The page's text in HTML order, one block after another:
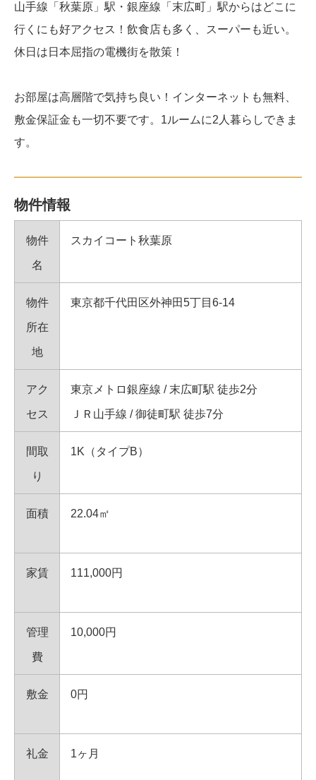
山手線「秋葉原」駅・銀座線「末広町」駅からはどこに
行くにも好アクセス！飲食店も多く、スーパーも近い。
休日は日本屈指の電機街を散策！
お部屋は高層階で気持ち良い！インターネットも無料、
敷金保証金も一切不要です。1ルームに2人暮らしできま
す。
物件情報
物件
名
スカイコート秋葉原
物件
所在
地
東京都千代田区外神田5丁目6-14
アク
セス
東京メトロ銀座線 / 末広町駅 徒歩2分
ＪＲ山手線 / 御徒町駅 徒歩7分
間取
り
1K（タイプB）
面積 22.04㎡
家賃 111,000円
管理
費
10,000円
敷金 0円
礼金 1ヶ月